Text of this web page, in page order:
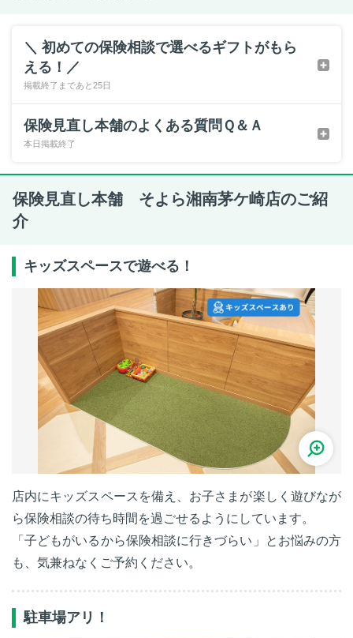
＼ 初めての保険相談で選べるギフトがもら
える！／
掲載終了まであと25日
保険見直し本舗のよくある質問Ｑ＆Ａ
本日掲載終了
保険見直し本舗 そよら湘南茅ケ崎店のご紹
介
キッズスペースで遊べる！
店内にキッズスペースを備え、お子さまが楽しく遊びなが
ら保険相談の待ち時間を過ごせるようにしています。
「子どもがいるから保険相談に行きづらい」とお悩みの方
も、気兼ねなくご予約ください。
駐車場アリ！